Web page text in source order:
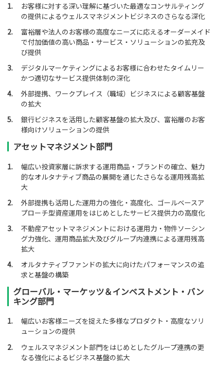
1.
お客様に対する深い理解に基づいた最適なコンサルティング
の提供によるウェルスマネジメントビジネスのさらなる深化
2.
富裕層や法人のお客様の高度なニーズに応えるオーダーメイド
で付加価値の高い商品・サービス・ソリューションの拡充及
び提供
3.
デジタルマーケティングによるお客様に合わせたタイムリー
かつ適切なサービス提供体制の深化
4.
外部提携、ワークプレイス（職域）ビジネスによる顧客基盤
の拡大
5.
銀行ビジネスを活用した顧客基盤の拡大及び、富裕層のお客
様向けソリューションの提供
アセットマネジメント部門
1.
幅広い投資家層に訴求する運用商品・ブランドの確立、魅力
的なオルタナティブ商品の展開を通じたさらなる運用残高拡
大
2.
外部提携も活用した運用力の強化・高度化、ゴールベースア
プローチ型資産運用をはじめとしたサービス提供力の高度化
3.
不動産アセットマネジメントにおける運用力・物件ソーシン
グ力強化、運用商品拡大及びグループ内連携による運用残高
拡大
4.
オルタナティブファンドの拡大に向けたパフォーマンスの追
求と基盤の構築
グローバル・マーケッツ＆インベストメント・バン
キング部門
1.
幅広いお客様ニーズを捉えた多様なプロダクト・高度なソリ
ューションの提供
2.
ウェルスマネジメント部門をはじめとしたグループ連携の更
なる強化によるビジネス基盤の拡大